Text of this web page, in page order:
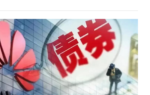
15日签署了协议。蒙牛不惜豪掷千
竟是什么？